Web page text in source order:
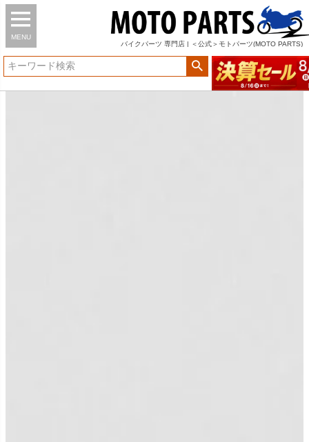
MENU
バイク パーツ 専門店 | ＜公式＞モトパーツ(MOTO PARTS)